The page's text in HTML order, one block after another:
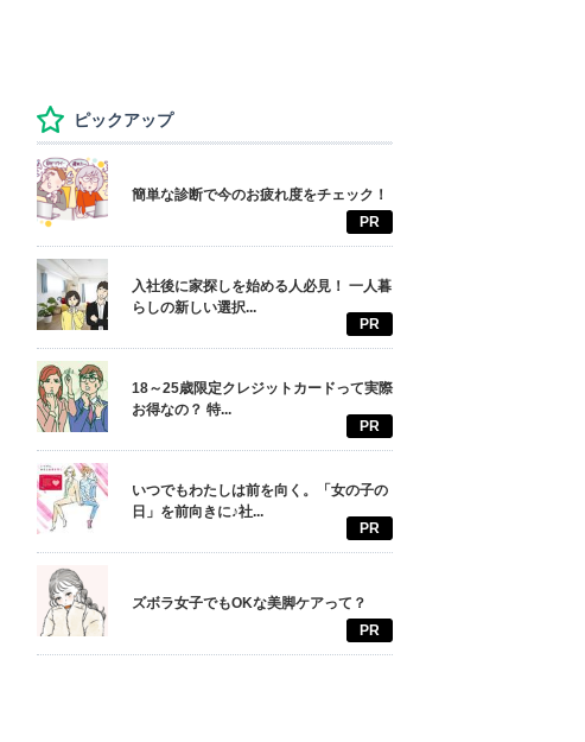
ピックアップ
簡単な診断で今のお疲れ度をチェック！
PR
入社後に家探しを始める人必見！ 一人暮
らしの新しい選択...
PR
18～25歳限定クレジットカードって実際
お得なの？ 特...
PR
いつでもわたしは前を向く。「女の子の
日」を前向きに♪社...
PR
ズボラ女子でもOKな美脚ケアって？
PR